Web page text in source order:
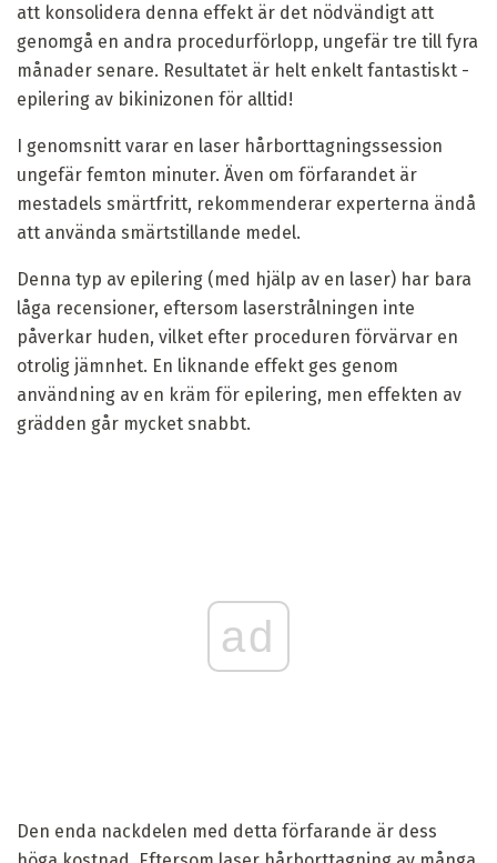
att konsolidera denna effekt är det nödvändigt att
genomgå en andra procedurförlopp, ungefär tre till fyra
månader senare. Resultatet är helt enkelt fantastiskt -
epilering av bikinizonen för alltid!
I genomsnitt varar en laser hårborttagningssession
ungefär femton minuter. Även om förfarandet är
mestadels smärtfritt, rekommenderar experterna ändå
att använda smärtstillande medel.
Denna typ av epilering (med hjälp av en laser) har bara
låga recensioner, eftersom laserstrålningen inte
påverkar huden, vilket efter proceduren förvärvar en
otrolig jämnhet. En liknande effekt ges genom
användning av en kräm för epilering, men effekten av
grädden går mycket snabbt.
ad
Den enda nackdelen med detta förfarande är dess